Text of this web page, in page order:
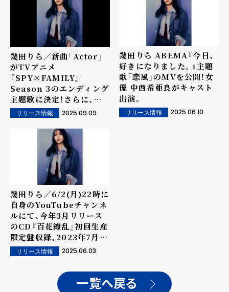
花繚乱」ライブ映像を公
幾田りら／新曲「Actor」
がTVアニメ
『SPY×FAMILY』
Season 3のエンディング
主題歌に決定！さらに、楽
曲の一部を使用した本予告
映像が公開！
リリース情報 2025.09.09
幾田りら ABEMA『今日、
好きになりました。』主題
歌「恋風」のMVを公開！女
優 中西希亜良がキャスト
出演。
リリース情報 2025.06.10
幾田りら／6/2(月)22時に
自身のYouTubeチャンネ
ルにて、今年3月リリース
のCD『百花繚乱』初回生産
限定盤収録、2023年7月開
催"幾田りら 1stワンマン
ツアー『SKETCH』"より
「Answer」ライブ映像を
プレミア公開。
リリース情報 2025.06.03
一覧へ戻る